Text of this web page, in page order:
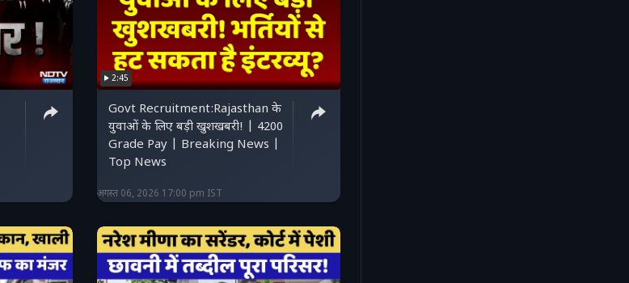
2:45
Govt Recruitment:Rajasthan के
युवाओं के लिए बड़ी खुशखबरी! | 4200
Grade Pay | Breaking News |
Top News
अगस्त 06, 2026 17:00 pm IST